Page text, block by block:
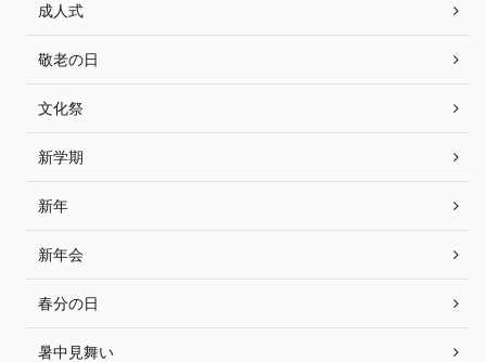
成人式
敬老の日
文化祭
新学期
新年
新年会
春分の日
暑中見舞い